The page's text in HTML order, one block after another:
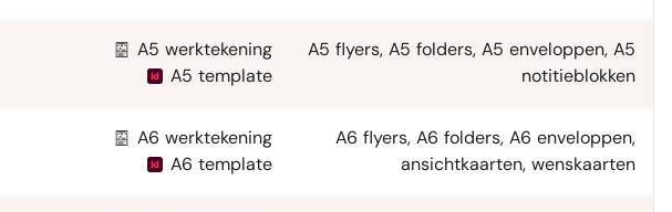
A5 werktekening
A5 template
A5 flyers, A5 folders, A5 enveloppen, A5
notitieblokken
A6 werktekening
A6 template
A6 flyers, A6 folders, A6 enveloppen,
ansichtkaarten, wenskaarten